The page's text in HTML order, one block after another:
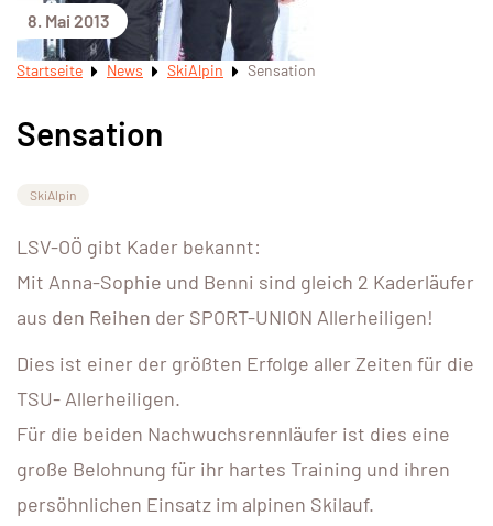
8. Mai 2013
Startseite News SkiAlpin Sensation
Sensation
SkiAlpin
LSV-OÖ gibt Kader bekannt:
Mit Anna-Sophie und Benni sind gleich 2 Kaderläufer
aus den Reihen der SPORT-UNION Allerheiligen!
Dies ist einer der größten Erfolge aller Zeiten für die
TSU- Allerheiligen.
Für die beiden Nachwuchsrennläufer ist dies eine
große Belohnung für ihr hartes Training und ihren
persöhnlichen Einsatz im alpinen Skilauf.